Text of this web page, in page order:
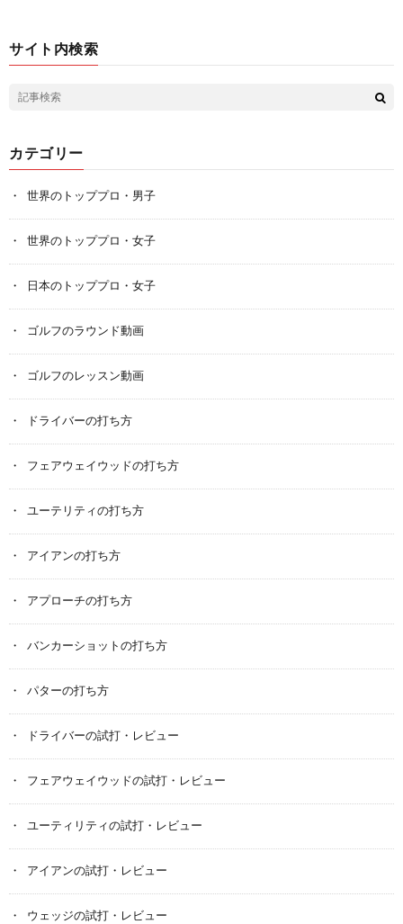
サイト内検索
カテゴリー
世界のトッププロ・男子
世界のトッププロ・女子
日本のトッププロ・女子
ゴルフのラウンド動画
ゴルフのレッスン動画
ドライバーの打ち方
フェアウェイウッドの打ち方
ユーテリティの打ち方
アイアンの打ち方
アプローチの打ち方
バンカーショットの打ち方
パターの打ち方
ドライバーの試打・レビュー
フェアウェイウッドの試打・レビュー
ユーティリティの試打・レビュー
アイアンの試打・レビュー
ウェッジの試打・レビュー